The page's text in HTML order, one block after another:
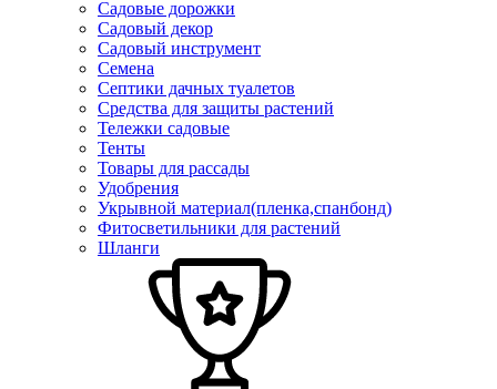
Садовые дорожки
Садовый декор
Садовый инструмент
Семена
Септики дачных туалетов
Средства для защиты растений
Тележки садовые
Тенты
Товары для рассады
Удобрения
Укрывной материал(пленка,спанбонд)
Фитосветильники для растений
Шланги